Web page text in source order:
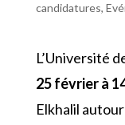
candidatures,
L’Université
25 février à
Elkhalil